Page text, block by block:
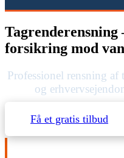
forsikring mod
Professionel rensning
og
Få et gratis tilbud